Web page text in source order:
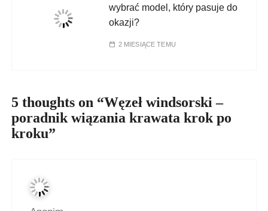
wybrać model, który pasuje do
okazji?
2 MIESIĄCE TEMU
5 thoughts on “Węzeł windsorski –
poradnik wiązania krawata krok po
kroku”